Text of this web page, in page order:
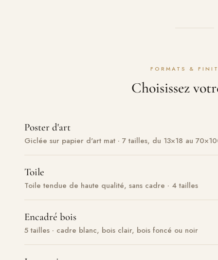
FORMATS &
Choisissez
Poster d'art
Giclée sur papier d'art mat · 7 tailles, du 13×18 au
Toile
Toile tendue de haute qualité, sans cadre · 4 tailles
Encadré bois
5 tailles · cadre blanc, bois clair, bois foncé ou noir